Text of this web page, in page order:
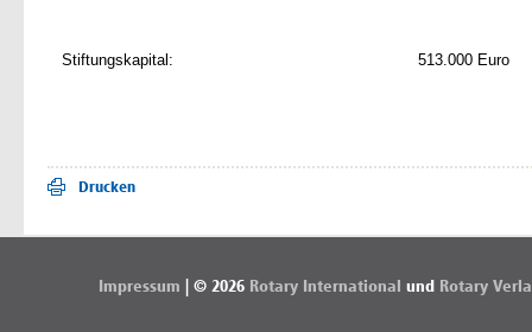
Stiftungskapital: 513.000 Euro
Drucken
Impressum | © 2026 Rotary International und Rotary